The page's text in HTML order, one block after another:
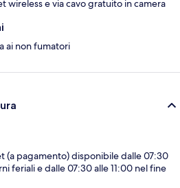
wireless e via cavo gratuito in camera
ai non fumatori
(a pagamento) disponibile dalle 07:30
feriali e dalle 07:30 alle 11:00 nel fine